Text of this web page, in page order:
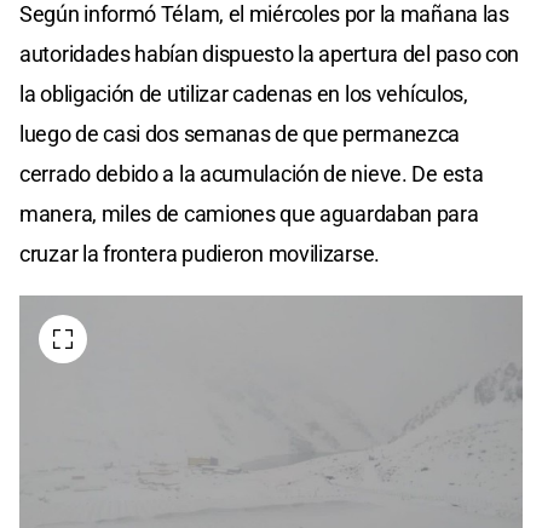
Según informó Télam, el miércoles por la mañana las
autoridades habían dispuesto la apertura del paso con
la obligación de utilizar cadenas en los vehículos,
luego de casi dos semanas de que permanezca
cerrado debido a la acumulación de nieve. De esta
manera, miles de camiones que aguardaban para
cruzar la frontera pudieron movilizarse.